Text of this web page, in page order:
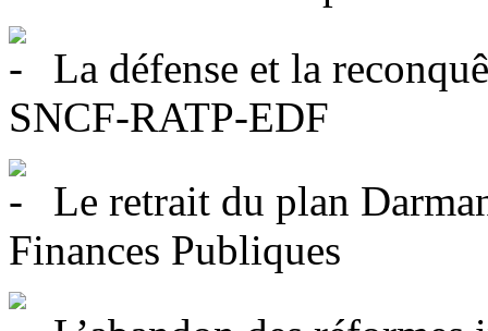
La défense et la
SNCF-RATP-EDF
Le retrait du plan
Finances Publiques